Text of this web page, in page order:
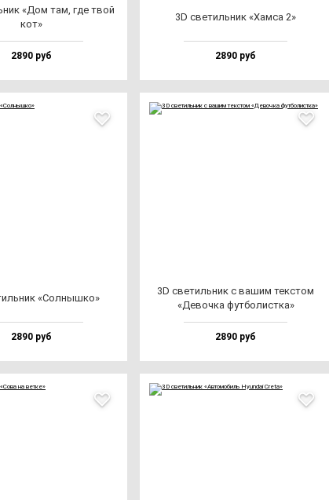
«Дом там, где твой
кот»
2890 руб
3D све­тиль­ник «Хам­са 2»
2890 руб
«Сол­ныш­ко»
2890 руб
3D све­тиль­ник с ва­шим тек­стом
«Девоч­ка фут­бо­лис­тка»
2890 руб